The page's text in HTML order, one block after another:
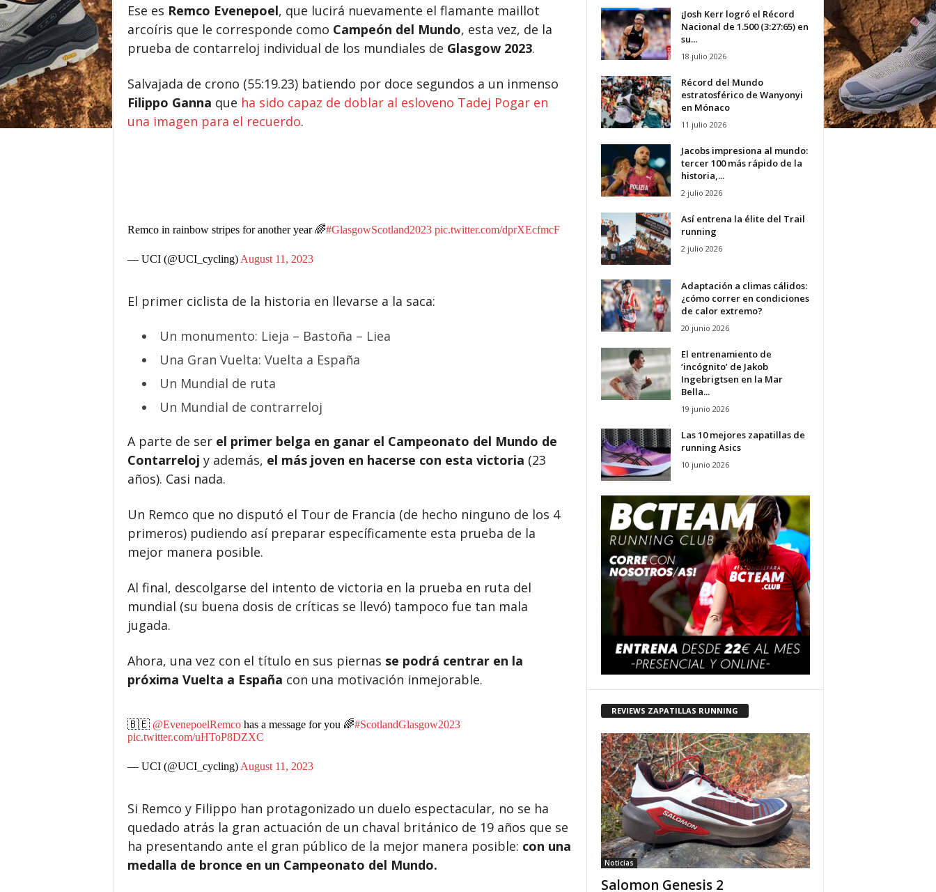
Ese es Remco Evenepoel, que lucirá nuevamente el flamante maillot
arcoíris que le corresponde como Campeón del Mundo, esta vez, de la
prueba de contarreloj individual de los mundiales de Glasgow 2023.
Salvajada de crono (55:19.23) batiendo por doce segundos a un inmenso
Filippo Ganna que ha sido capaz de doblar al esloveno Tadej Pogar en
una imagen para el recuerdo.
Remco in rainbow stripes for another year 🌈#GlasgowScotland2023 pic.twitter.com/dprXEcfmcF
— UCI (@UCI_cycling) August 11, 2023
El primer ciclista de la historia en llevarse a la saca:
Un monumento: Lieja – Bastoña – Liea
Una Gran Vuelta: Vuelta a España
Un Mundial de ruta
Un Mundial de contrarreloj
A parte de ser el primer belga en ganar el Campeonato del Mundo de
Contarreloj y además, el más joven en hacerse con esta victoria (23
años). Casi nada.
Un Remco que no disputó el Tour de Francia (de hecho ninguno de los 4
primeros) pudiendo así preparar específicamente esta prueba de la
mejor manera posible.
Al final, descolgarse del intento de victoria en la prueba en ruta del
mundial (su buena dosis de críticas se llevó) tampoco fue tan mala
jugada.
Ahora, una vez con el título en sus piernas se podrá centrar en la
próxima Vuelta a España con una motivación inmejorable.
🇧🇪 @EvenepoelRemcohas a message for you 🌈#ScotlandGlasgow2023
pic.twitter.com/uHToP8DZXC
— UCI (@UCI_cycling) August 11, 2023
Si Remco y Filippo han protagonizado un duelo espectacular, no se ha
quedado atrás la gran actuación de un chaval británico de 19 años que se
ha presentando ante el gran público de la mejor manera posible: con una
medalla de bronce en un Campeonato del Mundo.
¡Josh Kerr logró el Récord
Nacional de 1.500 (3:27:65) en
su...
18 julio 2026
Récord del Mundo
estratosférico de Wanyonyi
en Mónaco
11 julio 2026
Jacobs impresiona al mundo:
tercer 100 más rápido de la
historia,...
2 julio 2026
Así entrena la élite del Trail
running
2 julio 2026
Adaptación a climas cálidos:
¿cómo correr en condiciones
de calor extremo?
20 junio 2026
El entrenamiento de
‘incógnito’ de Jakob
Ingebrigtsen en la Mar
Bella...
19 junio 2026
Las 10 mejores zapatillas de
running Asics
10 junio 2026
REVIEWS ZAPATILLAS RUNNING
Noticias
Salomon Genesis 2